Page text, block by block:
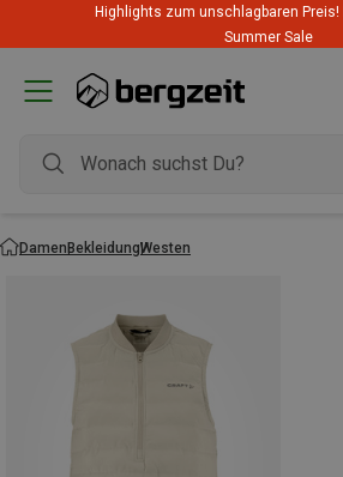
Highlights zum unschlagbaren Preis!
Summer Sale
DamenBekleidungWesten